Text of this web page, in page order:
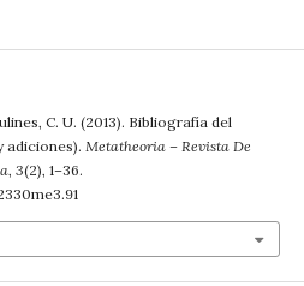
C. U. (2013). Bibliografía del
adiciones). Metatheoria – Revista De
, 3(2), 1–36.